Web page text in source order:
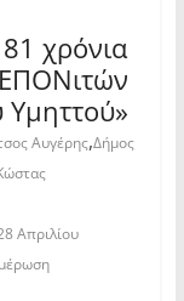
χρόνια
Αυγέρης,Δήμος
Απριλίου